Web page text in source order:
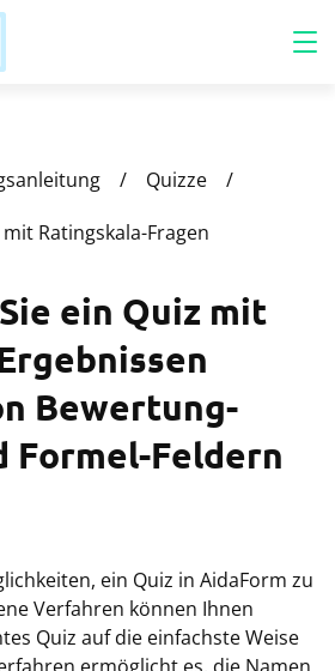
Quizze
Ratingskala-Fragen
ein Quiz mit
Bewertung-
Formel-Feldern
ein Quiz in AidaForm zu
Verfahren können Ihnen
Quiz auf die einfachste Weise